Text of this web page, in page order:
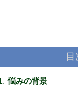
目
悩みの背景